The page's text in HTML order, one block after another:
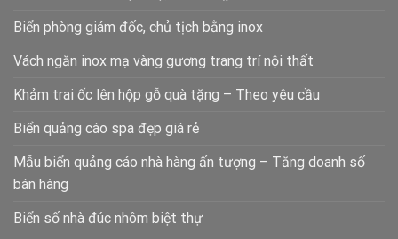
Biển phòng giám đốc, chủ tịch bằng inox
Vách ngăn inox mạ vàng gương trang trí nội thất
Khảm trai ốc lên hộp gỗ quà tặng – Theo yêu cầu
Biển quảng cáo spa đẹp giá rẻ
Mẫu biển quảng cáo nhà hàng ấn tượng – Tăng doanh số
bán hàng
Biển số nhà đúc nhôm biệt thự